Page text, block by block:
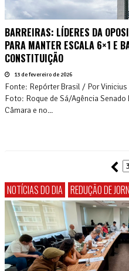
BARREIRAS: LÍDERES DA
PARA MANTER ESCALA 6×1 E
CONSTITUIÇÃO
13 de fevereiro de 2026
Fonte: Repórter Brasil / Por
Foto: Roque de Sá/Agência
Câmara e no...
NOTÍCIAS DO DIA REDUÇÃO DE